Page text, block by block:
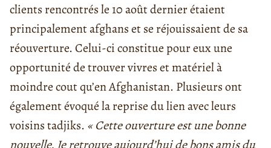
clients rencontrés le 10 août dernier étaient
principalement afghans et se réjouissaient de sa
réouverture. Celui-ci constitue pour eux une
opportunité de trouver vivres et matériel à
moindre cout qu’en Afghanistan. Plusieurs ont
également évoqué la reprise du lien avec leurs
voisins tadjiks. « Cette ouverture est une bonne
nouvelle. Je retrouve aujourd’hui de bons amis du